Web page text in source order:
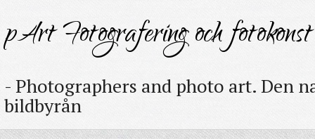
pArt Fotografering och fotokonst
- Photographers and photo art. Den
bildbyrån